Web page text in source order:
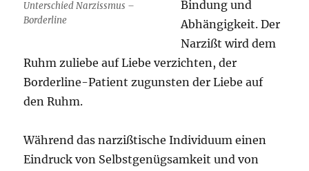
Unterschied Narzissmus –
Borderline
Bindung und
Abhängigkeit. Der
Narzißt wird dem
Ruhm zuliebe auf Liebe verzichten, der
Borderline-Patient zugunsten der Liebe auf
den Ruhm.
Während das narzißtische Individuum einen
Eindruck von Selbstgenügsamkeit und von